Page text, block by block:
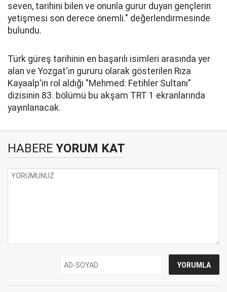
seven, tarihini bilen ve onunla gurur duyan gençlerin
yetişmesi son derece önemli." değerlendirmesinde
bulundu.
Türk güreş tarihinin en başarılı isimleri arasında yer
alan ve Yozgat'ın gururu olarak gösterilen Rıza
Kayaalp'in rol aldığı "Mehmed: Fetihler Sultanı"
dizisinin 83. bölümü bu akşam TRT 1 ekranlarında
yayınlanacak.
HABERE YORUM KAT